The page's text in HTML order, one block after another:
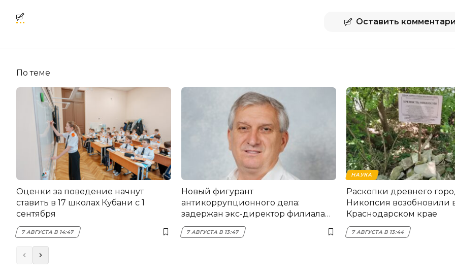
Оставить
По теме
Оценки за поведение начнут
ставить в 17 школах Кубани с 1
сентября
7 АВГУСТА В 14:47
Новый фигурант
антикоррупционного дела:
задержан экс-директор филиала
НЭСК Крымска
7 АВГУСТА В 13:47
НАУКА
Раскопки древнего
Никопсия возобновили
Краснодарском крае
7 АВГУСТА В 13:44